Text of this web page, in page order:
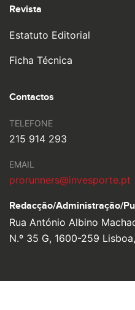
Revista
Estatuto Editorial
Ficha Técnica
Contactos
TELEFONE
215 914 293
EMAIL
prorunners@invesporte.pt
Redacção/Administração/
Rua António Albino
N.º 35 G, 1600-259